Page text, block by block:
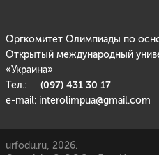
Оргкомитет Олимпиады по
Открытый международный
«Украина»
Тел.: (097) 431 30 17
e-mail: interolimpua@gmail.com
urfodu.ru, 2026.